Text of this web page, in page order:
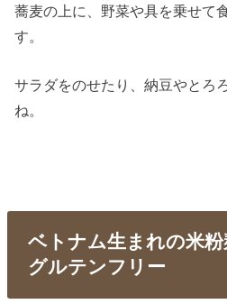
蕎麦の上に、野菜や具を乗せて
す。
サラダをのせたり、納豆やとろ
ね。
ベトナム生まれの米
グルテンフリー